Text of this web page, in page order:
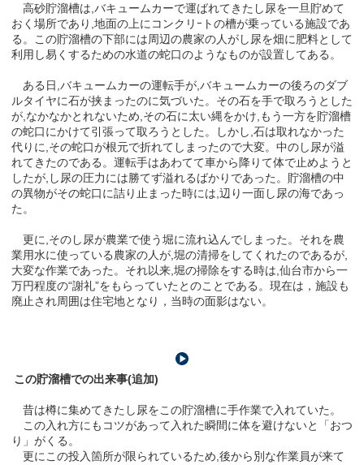
高砂貯溜槽は,バキュームカーで運ばれてきたし尿を一旦貯めて
おく場所であり,地面の上にコンクリｰトの槽が乗っている施設であ
る。この貯溜槽の下部には周辺の農家の人がし尿を畑に肥料として
利用し易くするための水道の蛇口のようなものが設置してある。
ある日,バキュームカーの運転手が,バキュームカーの後ろのダブ
ルタイヤに石が挟まったのに気づいた。その石を手で取ろうとした
が,なかなかとれないため,その石に太い縄をかけ,もう一方を貯溜槽
の蛇口にかけて引張って取ろうとした。しかし,石は取れなかった
代りに,その蛇口が根元で折れてしまったので大変。中のし尿が溢
れてきたのである。運転手はあわてて車から降りて体で止めようと
したが,し尿の圧力には勝てず溢れるばかりであった。貯溜槽の中
の異物がその蛇口に詰り止まった時には,辺り一面し尿の海であっ
た。
更に,そのし尿が農業で使う堀に流れ込んでしまった。それを農
業用水に使っている農家の人が,堀の清掃をしてくれたのであるが,
大変な作業であった。それ以来,堀の掃除をする時は,仙台市から一
万円程度の“謝礼”をもらっていたとのことである。現在は，施設も
廃止され周囲は住宅地となり，当時の面影はない。
この貯溜槽での出来事(追加)
昔は樽に集めてきたし尿をこの貯溜槽に手作業で入れていた。
この入れ方にもコツがあって入れた瞬間に体を避けないと「おつ
り」がくる。
更にこの投入箇所が限られているため,後から別な作業員が来て